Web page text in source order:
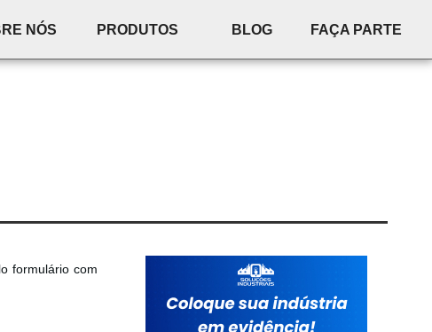
NÓS PRODUTOS BLOG FAÇA PARTE
formulário com